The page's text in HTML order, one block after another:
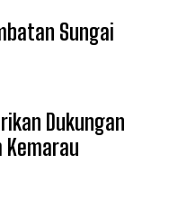
Sungai
Dukungan
Kemarau